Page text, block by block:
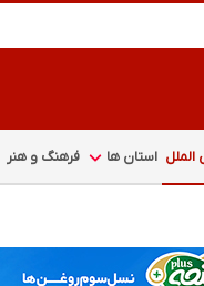
الملل استان ها فرهنگ و هنر